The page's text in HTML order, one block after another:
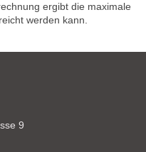
ergibt die maximale
werden kann.
9